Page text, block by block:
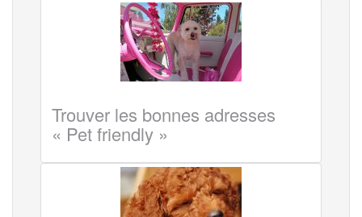
Trouver les bonnes adresses
« Pet friendly »